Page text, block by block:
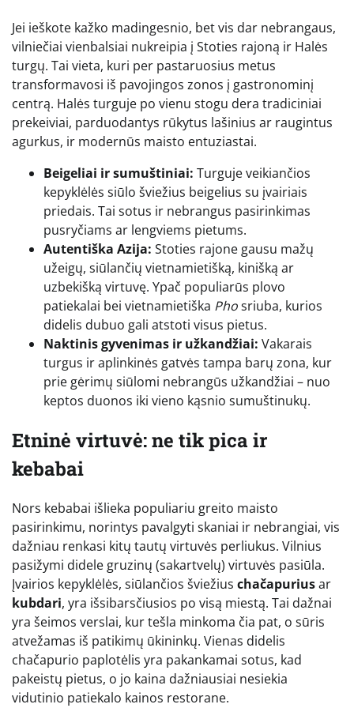
Jei ieškote kažko madingesnio, bet vis dar nebrangaus,
vilniečiai vienbalsiai nukreipia į Stoties rajoną ir Halės
turgų. Tai vieta, kuri per pastaruosius metus
transformavosi iš pavojingos zonos į gastronominį
centrą. Halės turguje po vienu stogu dera tradiciniai
prekeiviai, parduodantys rūkytus lašinius ar raugintus
agurkus, ir modernūs maisto entuziastai.
Beigeliai ir sumuštiniai: Turguje veikiančios
kepyklėlės siūlo šviežius beigelius su įvairiais
priedais. Tai sotus ir nebrangus pasirinkimas
pusryčiams ar lengviems pietums.
Autentiška Azija: Stoties rajone gausu mažų
užeigų, siūlančių vietnamietišką, kinišką ar
uzbekišką virtuvę. Ypač populiarūs plovo
patiekalai bei vietnamietiška Phosriuba, kurios
didelis dubuo gali atstoti visus pietus.
Naktinis gyvenimas ir užkandžiai: Vakarais
turgus ir aplinkinės gatvės tampa barų zona, kur
prie gėrimų siūlomi nebrangūs užkandžiai – nuo
keptos duonos iki vieno kąsnio sumuštinukų.
Etninė virtuvė: ne tik pica ir
kebabai
Nors kebabai išlieka populiariu greito maisto
pasirinkimu, norintys pavalgyti skaniai ir nebrangiai, vis
dažniau renkasi kitų tautų virtuvės perliukus. Vilnius
pasižymi didele gruzinų (sakartvelų) virtuvės pasiūla.
Įvairios kepyklėlės, siūlančios šviežius chačapuriusar
kubdari, yra išsibarsčiusios po visą miestą. Tai dažnai
yra šeimos verslai, kur tešla minkoma čia pat, o sūris
atvežamas iš patikimų ūkininkų. Vienas didelis
chačapurio paplotėlis yra pakankamai sotus, kad
pakeistų pietus, o jo kaina dažniausiai nesiekia
vidutinio patiekalo kainos restorane.